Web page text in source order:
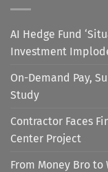
AI Hedge Fund
Investment
On-Demand Pay,
Study
Contractor Faces
Center Project
From Money Bro to